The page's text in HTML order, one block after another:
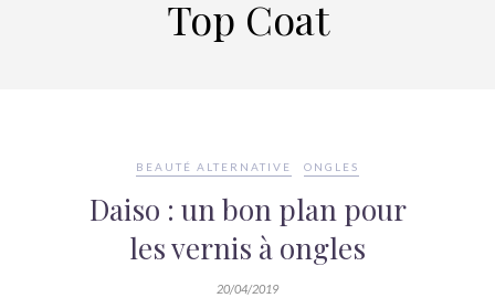
Top Coat
BEAUTÉ ALTERNATIVE ONGLES
Daiso : un bon plan pour
les vernis à ongles
20/04/2019